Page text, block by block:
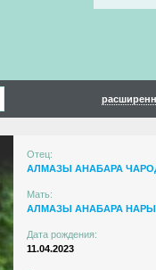
Отец:
АЛМАЗЫ АНАБАРА
Мать:
АЛМАЗЫ АНАБАРА
Дата рождения:
11.04.2023